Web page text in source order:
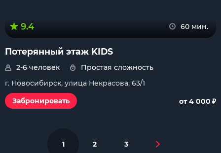
9.4 60 мин.
Потерянный этаж KIDS
2-6 человек
Простая сложность
г. Новосибирск, улица Некрасова, 63/1
Забронировать
от 4 000 ₽
1 2 3